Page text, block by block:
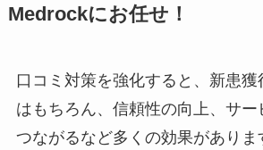
Medrockにお任せ！
口コミ対策を強化すると、新患
はもちろん、信頼性の向上、サー
つながるなど多くの効果がありま